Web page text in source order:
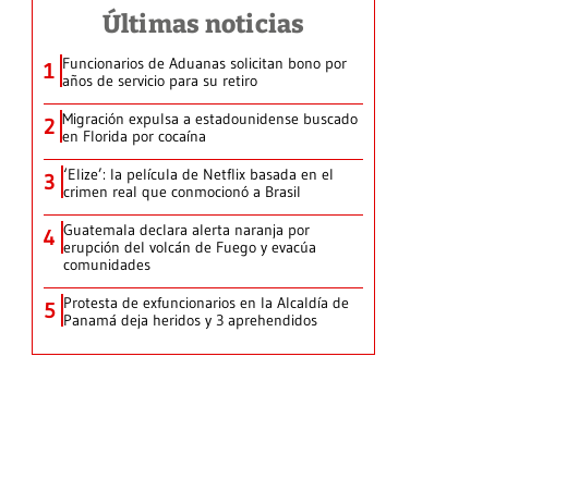
Últimas noticias
1 Funcionarios de Aduanas solicitan bono por
años de servicio para su retiro
2 Migración expulsa a estadounidense buscado
en Florida por cocaína
3 ‘Elize’: la película de Netflix basada en el
crimen real que conmocionó a Brasil
4 Guatemala declara alerta naranja por
erupción del volcán de Fuego y evacúa
comunidades
5 Protesta de exfuncionarios en la Alcaldía de
Panamá deja heridos y 3 aprehendidos